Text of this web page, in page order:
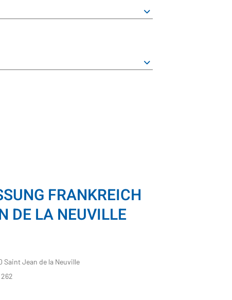
FRANKREICH
DE LA NEUVILLE
Saint Jean de la Neuville